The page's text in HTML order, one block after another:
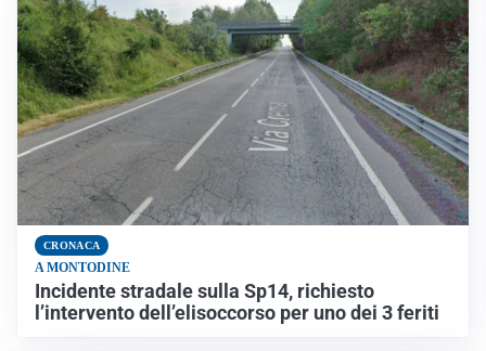
CRONACA
A MONTODINE
Incidente stradale sulla Sp14, richiesto
l’intervento dell’elisoccorso per uno dei 3 feriti